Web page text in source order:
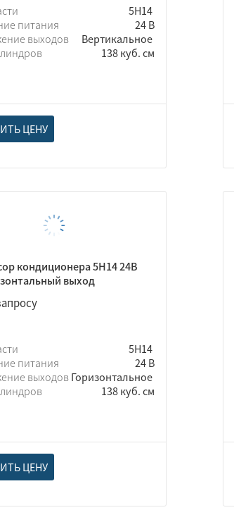
5Н14
питания
24 В
выходов
Вертикальное
138 куб. см
ЦЕНУ
кондиционера 5Н14 24В
выход
5Н14
питания
24 В
выходовГоризонтальное
138 куб. см
ЦЕНУ